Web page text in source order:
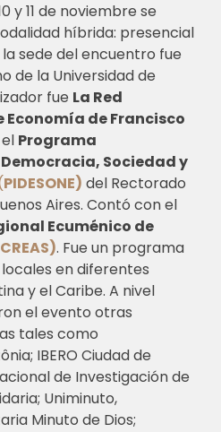
y 11 de noviembre se
híbrida: presencial
sede del encuentro fue
de la Universidad de
fue La Red
de Francisco
Programa
Sociedad y
PIDESONE) del Rectorado
Aires. Contó con el
Ecuménico de
. Fue un programa
en diferentes
y el Caribe. A nivel
el evento otras
tales como
IBERO Ciudad de
de Investigación de
Uniminuto,
Minuto de Dios;